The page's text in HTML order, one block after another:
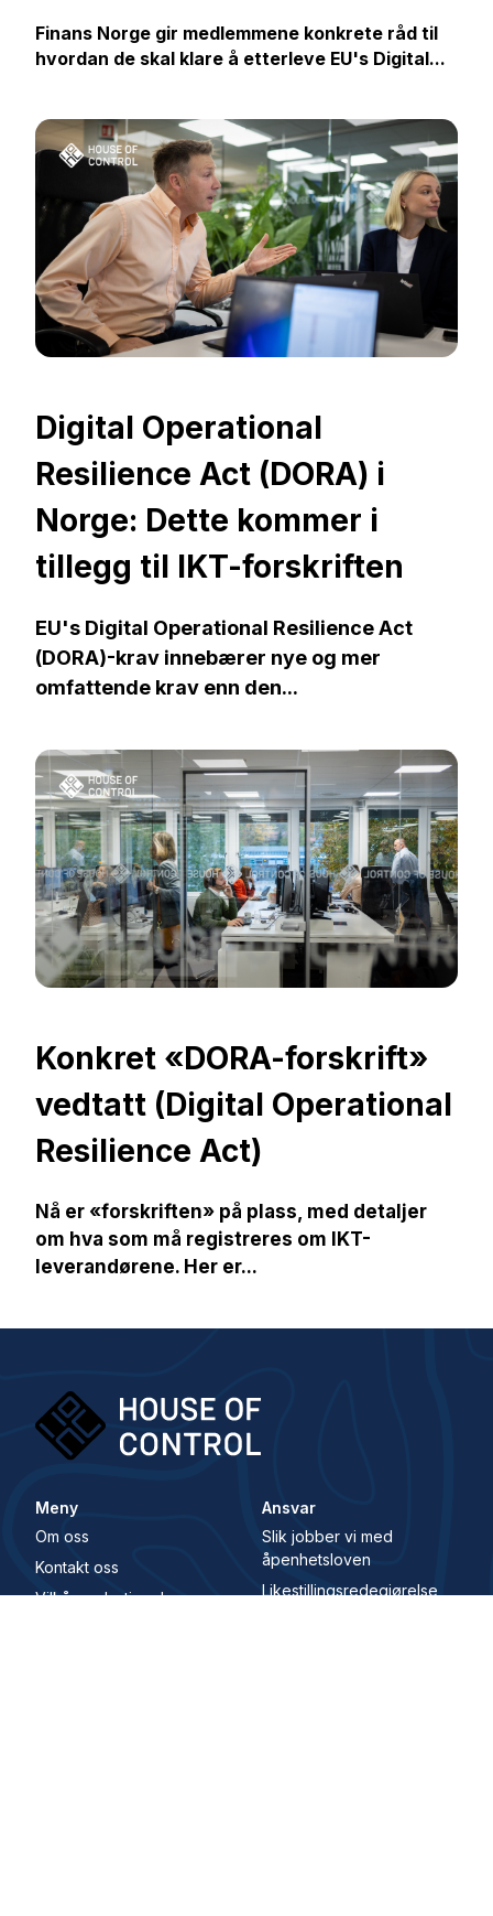
Finans Norge gir medlemmene konkrete råd til
hvordan de skal klare å etterleve EU's Digital...
Digital Operational
Resilience Act (DORA) i
Norge: Dette kommer i
tillegg til IKT-forskriften
EU's Digital Operational Resilience Act
(DORA)-krav innebærer nye og mer
omfattende krav enn den...
Konkret «DORA-forskrift»
vedtatt (Digital Operational
Resilience Act)
Nå er «forskriften» på plass, med detaljer
om hva som må registreres om IKT-
leverandørene. Her er...
Meny
Om oss
Kontakt oss
Vilkår og betingelser
Ansvar
Slik jobber vi med
åpenhetsloven
Likestillingsredegjørelse